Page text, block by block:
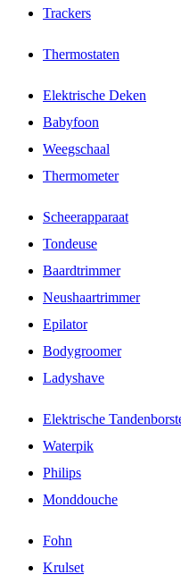
Trackers
Thermostaten
Elektrische Deken
Babyfoon
Weegschaal
Thermometer
Scheerapparaat
Tondeuse
Baardtrimmer
Neushaartrimmer
Epilator
Bodygroomer
Ladyshave
Elektrische
Waterpik
Philips
Monddouche
Fohn
Krulset